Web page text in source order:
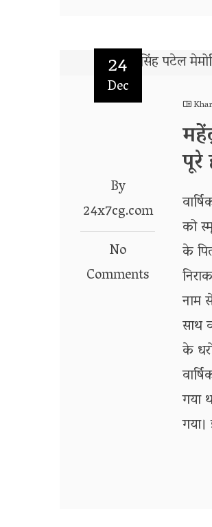
24
Dec
By
24x7cg.com
No
Comments
पूरे
को
के
नाम
साथ
के
गया